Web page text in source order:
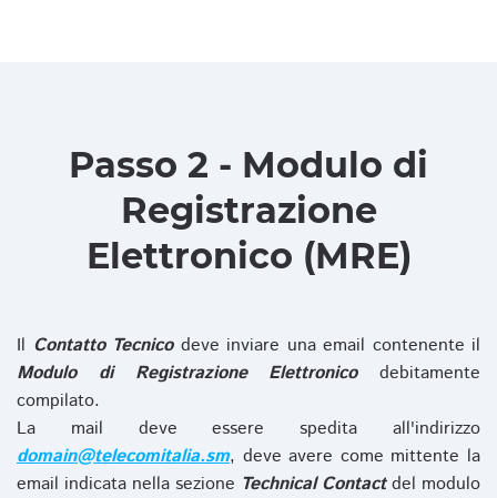
Passo 2 - Modulo di
Registrazione
Elettronico (MRE)
Il Contatto Tecnicodeve inviare una email contenente il
Modulo di Registrazione Elettronicodebitamente
compilato.
La mail deve essere spedita all'indirizzo
domain@telecomitalia.sm, deve avere come mittente la
email indicata nella sezione Technical Contactdel modulo